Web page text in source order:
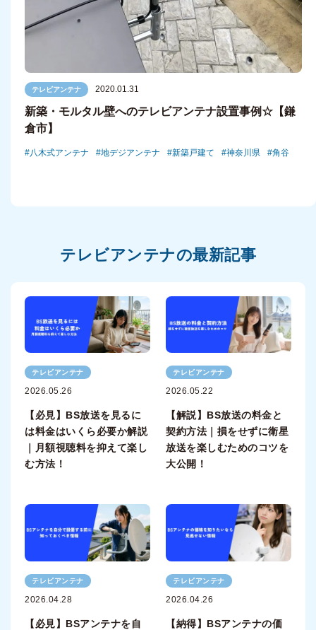
テレビアンテナ 2020.01.31
新築・モルタル壁へのテレビアンテナ設置事例☆【鎌
倉市】
八木式アンテナ 地デジアンテナ 新築戸建て 神奈川県 角谷
テレビアンテナの最新記事
テレビアンテナ
2026.05.26
【必見】BS放送を見るに
は料金はいくら必要か解説
｜月額視聴料を抑えて楽し
む方法！
テレビアンテナ
2026.05.22
【解説】BS放送の料金と
契約方法｜損をせずに衛星
放送を楽しむためのコツを
大公開！
テレビアンテナ
2026.04.28
【必見】BSアンテナを自
テレビアンテナ
2026.04.26
【納得】BSアンテナの価